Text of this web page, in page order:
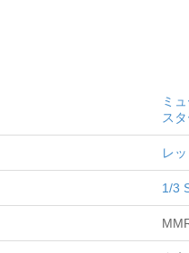
ミ
ス
レ
1/3